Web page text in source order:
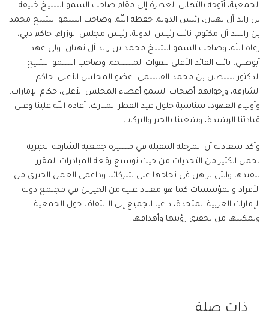
الجمعية، أتوجه بالتهاني العطرة إلى مقام صاحب السمو ‏الشيخ خليفة
بن زايد آل نهيان، رئيس الدولة، حفظه الله، وصاحب السمو الشيخ محمد
بن راشد آل مكتوم، نائب رئيس الدولة، رئيس مجلس الوزراء، حاكم دبي،
رعاه الله، وصاحب السمو الشيخ محمد بن زايد آل نهيان، ولي عهد
أبوظبي، نائب القائد ‏الأعلى للقوات المسلحة، وصاحب السمو الشيخ
الدكتور سلطان بن محمد القاسمي، عضو المجلس الأعلى، حاكم
الشارقة، وإخوانهم أصحاب السمو أعضاء المجلس الأعلى، حكام الإمارات،
وأولياء العهود، بمناسبة ‏حلول عيد الفطر المبارك، أعاده الله علينا وعلى
قيادتنا الرشيدة، وشعبنا بالخير والبركات.
وأكد سعادته أن المرحلة المقبلة في مسيرة جمعية الشارقة الخيرية
تحمل الكثير من التحديات من حيث توسيع رقعة المبادرات المقرر
تنفيذها والتي نراهن في نجاحها على شركائنا وداعمي العمل الخيري من
الأفراد والمؤسسات كما هو معتاد عليه من الخيرين في مجتمع دولة
الإمارات العربية المتحدة، داعيا الجميع إلى الالتفاف حول الجمعية
وتمكينها من تحقيق رؤيتها وأهدافها.
ذات صلة